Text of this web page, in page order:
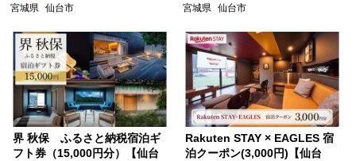
宮城県
仙台市
宮城県 仙台市
界 秋保 ふるさと納税宿泊ギ
フト券（15,000円分）【仙台
Rakuten STAY × EAGLES 宿
泊クーポン(3,000円)【仙台